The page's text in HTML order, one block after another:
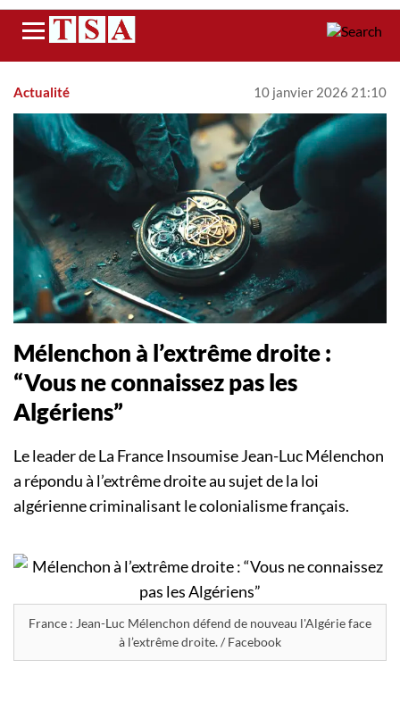
Menu
Actualité 10 janvier 2026 21:10
Mélenchon à l’extrême droite :
“Vous ne connaissez pas les
Algériens”
Le leader de La France Insoumise Jean-Luc Mélenchon
a répondu à l’extrême droite au sujet de la loi
algérienne criminalisant le colonialisme français.
France : Jean-Luc Mélenchon défend de nouveau l'Algérie face
à l’extrême droite. / Facebook